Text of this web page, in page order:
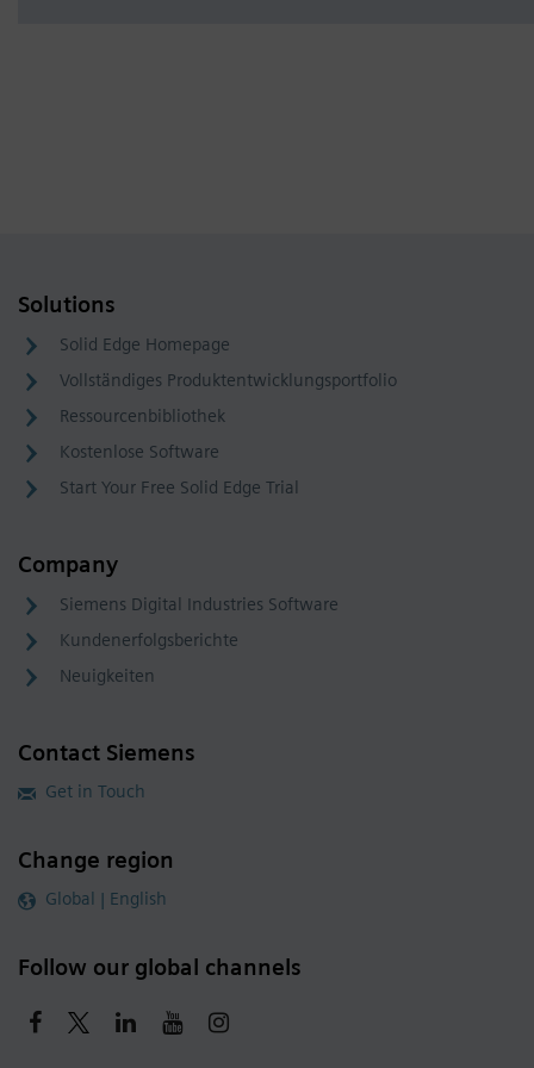
Solutions
Solid Edge Homepage
Vollständiges Produktentwicklungsportfolio
Ressourcenbibliothek
Kostenlose Software
Start Your Free Solid Edge Trial
Company
Siemens Digital Industries Software
Kundenerfolgsberichte
Neuigkeiten
Contact Siemens
Get in Touch
Change region
Global | English
Follow our global channels